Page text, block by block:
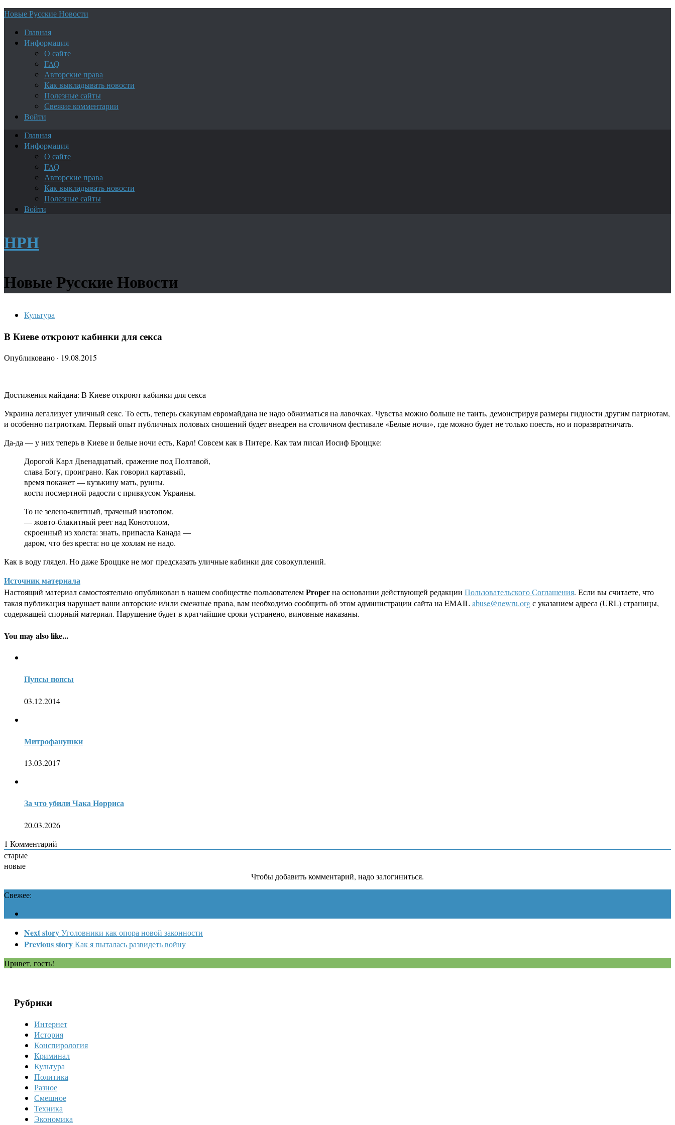
Новые Русские Новости
Главная
Информация
О сайте
FAQ
Авторские права
Как выкладывать новости
Полезные сайты
Свежие комментарии
Войти
Главная
Информация
О сайте
FAQ
Авторские права
Как выкладывать новости
Полезные сайты
Войти
НРН
Новые Русские Новости
Культура
В Киеве откроют кабинки для секса
Опубликовано · 19.08.2015
Достижения майдана: В Киеве откроют кабинки для секса
Украина легализует уличный секс. То есть, теперь скакунам евромайдана не надо обжиматься на лавочках. Чувства можно больше не таить, демонстрируя размеры гидности другим патриотам,
и особенно патриоткам. Первый опыт публичных половых сношений будет внедрен на столичном фестивале «Белые ночи», где можно будет не только поесть, но и поразвратничать.
Да-да — у них теперь в Киеве и белые ночи есть, Карл! Совсем как в Питере. Как там писал Иосиф Броццке:
Дорогой Карл Двенадцатый, сражение под Полтавой,
слава Богу, проиграно. Как говорил картавый,
время покажет — кузькину мать, руины,
кости посмертной радости с привкусом Украины.
То не зелено-квитный, траченый изотопом,
— жовто-блакитный реет над Конотопом,
скроенный из холста: знать, припасла Канада —
даром, что без креста: но це хохлам не надо.
Как в воду глядел. Но даже Броццке не мог предсказать уличные кабинки для совокуплений.
Источник материала
Настоящий материал самостоятельно опубликован в нашем сообществе пользователемProperна основании действующей редакции Пользовательского Соглашения. Если вы считаете, что
такая публикация нарушает ваши авторские и/или смежные права, вам необходимо сообщить об этом администрации сайта на EMAILabuse@newru.orgс указанием адреса (URL) страницы,
содержащей спорный материал. Нарушение будет в кратчайшие сроки устранено, виновные наказаны.
You may also like...
Пупсы попсы
03.12.2014
Митрофанушки
13.03.2017
За что убили Чака Норриса
20.03.2026
1 Комментарий
старые
новые
Чтобы добавить комментарий, надо залогиниться.
Свежее:
Next storyУголовники как опора новой законности
Previous storyКак я пыталась развидеть войну
Привет, гость!
Рубрики
Интернет
История
Конспирология
Криминал
Культура
Политика
Разное
Смешное
Техника
Экономика